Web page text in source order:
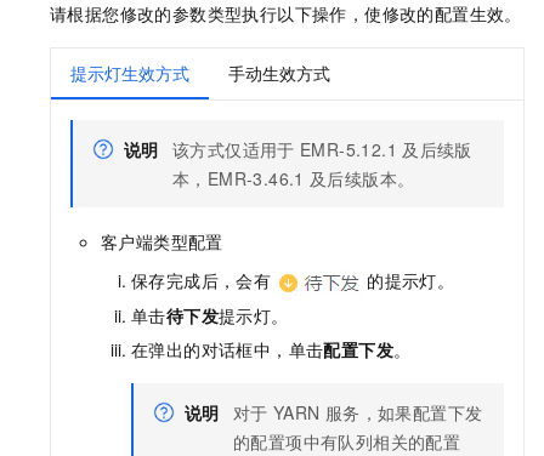
请根据您修改的参数类型执行以下操作，使修改的配置生效。
提示灯生效方式 手动生效方式
说明 该方式仅适用于 EMR-5.12.1 及后续版
本，EMR-3.46.1 及后续版本。
客户端类型配置
保存完成后，会有
的提示灯。
单击待下发提示灯。
在弹出的对话框中，单击配置下发。
说明 对于 YARN 服务，如果配置下发
的配置项中有队列相关的配置